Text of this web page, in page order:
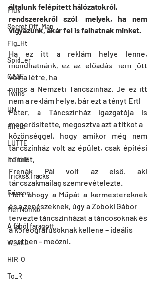
Fiúk
Secret Off_Man
Fig_Ht
Spid_er
CAGE
Twins
UN
Birdie
LUTTE
InTimE
Tricks&Tracks
Frisson
MenNonNo
A fából faragott...
W_ALL
HIR-O
To_R
általunk felépített hálózatokról,
rendszerekről szól, melyek, ha nem
vigyázunk, akár fel is falhatnak minket.
Ha ez itt a reklám helye lenne,
mondhatnánk, ez az előadás nem jött
volna létre, ha
nincs a Nemzeti Táncszínház. De ez itt
nem a reklám helye, bár ezt a tényt Ertl
Péter, a Táncszínház igazgatója is
megerősítette, megosztva azt a titkot a
közönséggel, hogy amikor még nem
táncszínház volt az épület, csak építési
terület,
Frenák Pál volt az első, aki
táncszakmailag szemrevételezte.
Mert ahogy a Műpát a karmestereknek
és a zenészeknek, úgy a Zoboki Gábor
tervezte táncszínházat a táncosoknak és
a koreográfusoknak kellene – ideális
esetben – meózni.